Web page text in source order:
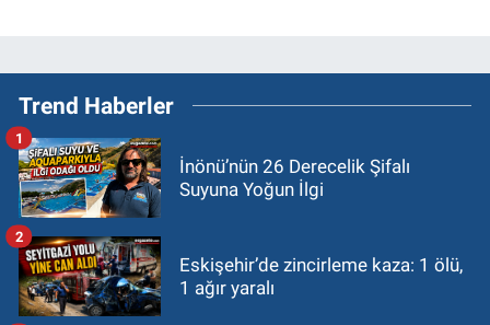
Trend Haberler
İnönü’nün 26 Derecelik Şifalı
Suyuna Yoğun İlgi
1
Eskişehir’de zincirleme kaza: 1 ölü,
1 ağır yaralı
2